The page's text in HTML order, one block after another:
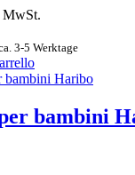
MwSt.
3-5 Werktage
bambini